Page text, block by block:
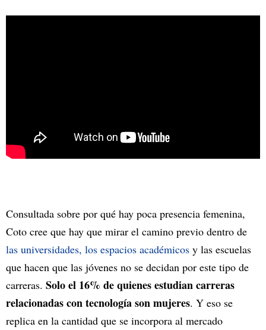
Consultada sobre por qué hay poca presencia femenina,
Coto cree que hay que mirar el camino previo dentro de
las universidades, los espacios académicos y las escuelas
que hacen que las jóvenes no se decidan por este tipo de
carreras. Solo el 16% de quienes estudian carreras
relacionadas con tecnología son mujeres. Y eso se
replica en la cantidad que se incorpora al mercado